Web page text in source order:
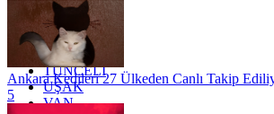
SİİRT
TEKİRDAĞ
TOKAT
TRABZON
TUNCELİ
UŞAK
VAN
Ankara Kedileri 27 Ülkeden Canlı Takip
5